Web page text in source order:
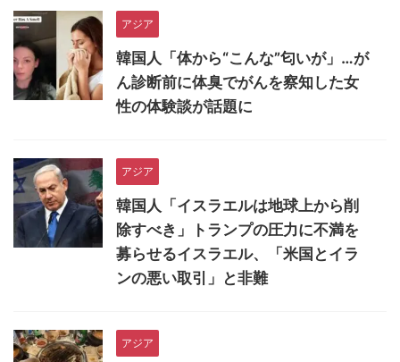
アジア
韓国人「体から“こんな”匂いが」…が
ん診断前に体臭でがんを察知した女
性の体験談が話題に
アジア
韓国人「イスラエルは地球上から削
除すべき」トランプの圧力に不満を
募らせるイスラエル、「米国とイラ
ンの悪い取引」と非難
アジア